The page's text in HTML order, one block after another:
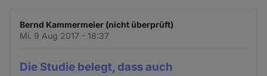
Bernd Kammermeier (nicht überprüft)
Mi. 9 Aug 2017 - 18:37
Die Studie belegt, dass auch